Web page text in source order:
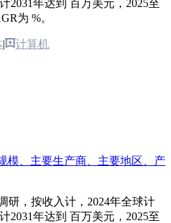
2031年达到 百万美元，2025至
为 %。
| 计算机
模、主要生产商、主要地区、产
研，按收入计，2024年全球计
2031年达到 百万美元，2025至